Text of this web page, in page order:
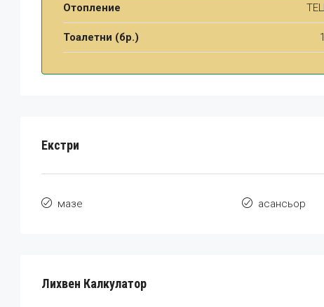
Отопление
Тоалетни (бр.) 1
Екстри
мазе асансьор
Лихвен Калкулатор